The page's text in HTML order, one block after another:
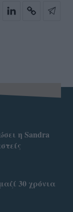
η Sandra
30 χρόνια